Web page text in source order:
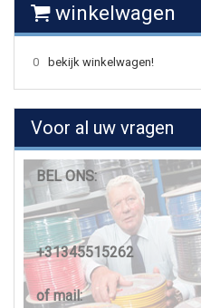
winkelwagen
0 bekijk winkelwagen!
Voor al uw vragen
BEL ONS:
+31345515262
of mail: